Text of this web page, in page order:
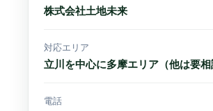
株式会社土地未来
対応エリア
立川を中心に多摩エリア（他は要相
電話